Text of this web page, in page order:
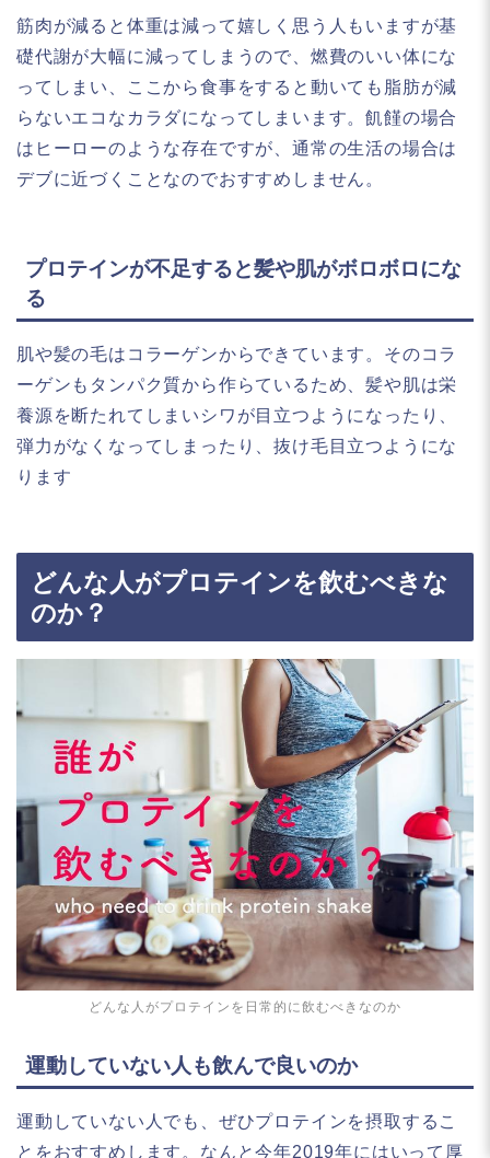
筋肉が減ると体重は減って嬉しく思う人もいますが基
礎代謝が大幅に減ってしまうので、燃費のいい体にな
ってしまい、ここから食事をすると動いても脂肪が減
らないエコなカラダになってしまいます。飢饉の場合
はヒーローのような存在ですが、通常の生活の場合は
デブに近づくことなのでおすすめしません。
プロテインが不足すると髪や肌がボロボロにな
る
肌や髪の毛はコラーゲンからできています。そのコラ
ーゲンもタンパク質から作らているため、髪や肌は栄
養源を断たれてしまいシワが目立つようになったり、
弾力がなくなってしまったり、抜け毛目立つようにな
ります
どんな人がプロテインを飲むべきな
のか？
どんな人がプロテインを日常的に飲むべきなのか
運動していない人も飲んで良いのか
運動していない人でも、ぜひプロテインを摂取するこ
とをおすすめします。なんと今年2019年にはいって厚